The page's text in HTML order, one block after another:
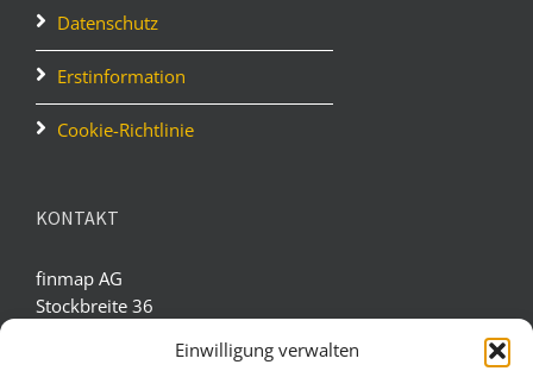
Einwilligung verwalten
Datenschutz
Erstinformation
Cookie-Richtlinie
KONTAKT
finmap AG
Stockbreite 36